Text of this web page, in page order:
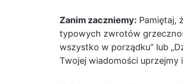
Zanim zaczniemy: Pamiętaj,
typowych zwrotów
wszystko w porządku” lub
Twojej wiadomości uprzejmy